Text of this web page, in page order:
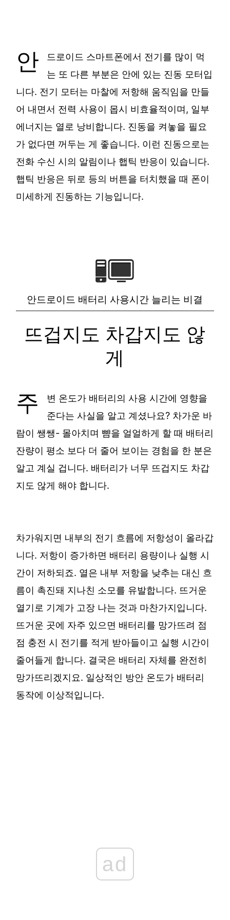
안
드로이드 스마트폰에서 전기를 많이 먹
는 또 다른 부분은 안에 있는 진동 모터입
니다. 전기 모터는 마찰에 저항해 움직임을 만들
어 내면서 전력 사용이 몹시 비효율적이며, 일부
에너지는 열로 낭비합니다. 진동을 켜놓을 필요
가 없다면 꺼두는 게 좋습니다. 이런 진동으로는
전화 수신 시의 알림이나 햅틱 반응이 있습니다.
햅틱 반응은 뒤로 등의 버튼을 터치했을 때 폰이
미세하게 진동하는 기능입니다.
안드로이드 배터리 사용시간 늘리는 비결
뜨겁지도 차갑지도 않
게
주
변 온도가 배터리의 사용 시간에 영향을
준다는 사실을 알고 계셨나요? 차가운 바
람이 쌩쌩- 몰아치며 뺨을 얼얼하게 할 때 배터리
잔량이 평소 보다 더 줄어 보이는 경험을 한 분은
알고 계실 겁니다. 배터리가 너무 뜨겁지도 차갑
지도 않게 해야 합니다.
차가워지면 내부의 전기 흐름에 저항성이 올라갑
니다. 저항이 증가하면 배터리 용량이나 실행 시
간이 저하되죠. 열은 내부 저항을 낮추는 대신 흐
름이 촉진돼 지나친 소모를 유발합니다. 뜨거운
열기로 기계가 고장 나는 것과 마찬가지입니다.
뜨거운 곳에 자주 있으면 배터리를 망가뜨려 점
점 충전 시 전기를 적게 받아들이고 실행 시간이
줄어들게 합니다. 결국은 배터리 자체를 완전히
망가뜨리겠지요. 일상적인 방안 온도가 배터리
동작에 이상적입니다.
ad